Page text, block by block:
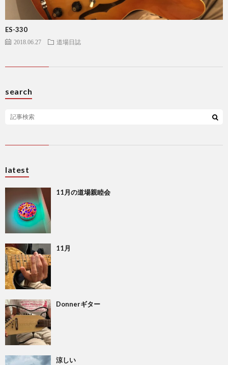
ES-330
2018.06.27 道場日誌
search
latest
11月の道場親睦会
11月
Donnerギター
涼しい